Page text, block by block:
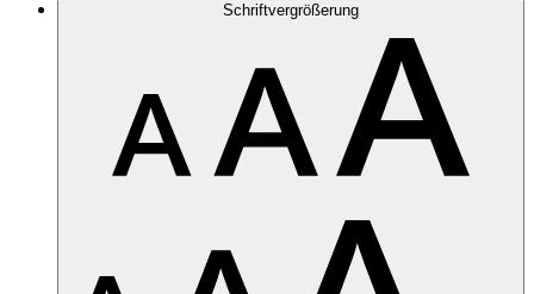
Schriftvergrößerung